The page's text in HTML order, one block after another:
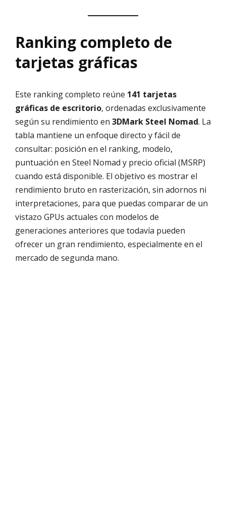
Ranking completo de
tarjetas gráficas
Este ranking completo reúne 141 tarjetas
gráficas de escritorio, ordenadas exclusivamente
según su rendimiento en 3DMark Steel Nomad. La
tabla mantiene un enfoque directo y fácil de
consultar: posición en el ranking, modelo,
puntuación en Steel Nomad y precio oficial (MSRP)
cuando está disponible. El objetivo es mostrar el
rendimiento bruto en rasterización, sin adornos ni
interpretaciones, para que puedas comparar de un
vistazo GPUs actuales con modelos de
generaciones anteriores que todavía pueden
ofrecer un gran rendimiento, especialmente en el
mercado de segunda mano.